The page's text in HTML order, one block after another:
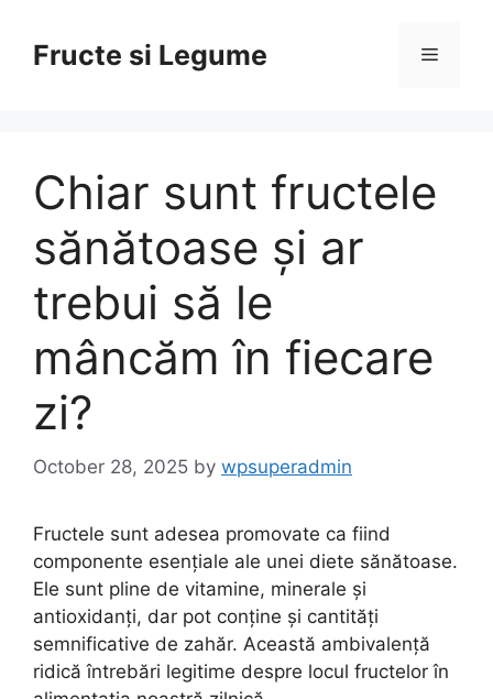
contentFructe si Legume Menu
Chiar sunt fructele
sănătoase și ar
trebui să le
mâncăm în fiecare
zi?
October 28, 2025 by wpsuperadmin
Fructele sunt adesea promovate ca fiind
componente esențiale ale unei diete sănătoase.
Ele sunt pline de vitamine, minerale și
antioxidanți, dar pot conține și cantități
semnificative de zahăr. Această ambivalență
ridică întrebări legitime despre locul fructelor în